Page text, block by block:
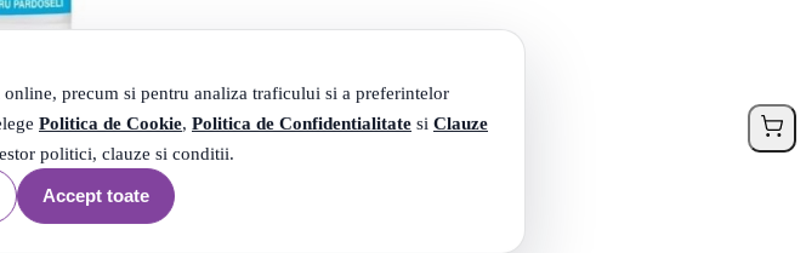
precum si pentru analiza traficului si a preferintelor
Politica de Cookie, Politica de Confidentialitate si Clauze
politici, clauze si conditii.
Accept toate